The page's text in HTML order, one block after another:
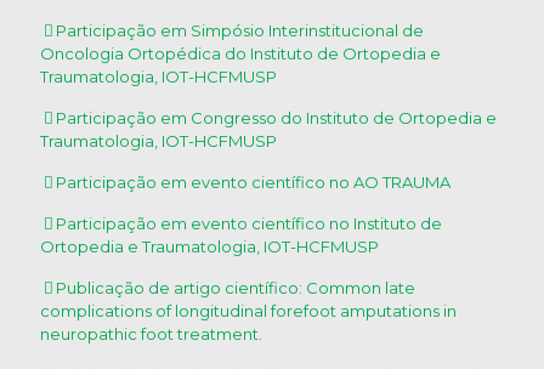
Participação em Simpósio Interinstitucional de
Oncologia Ortopédica do Instituto de Ortopedia e
Traumatologia, IOT-HCFMUSP
Participação em Congresso do Instituto de Ortopedia e
Traumatologia, IOT-HCFMUSP
Participação em evento científico no AO TRAUMA
Participação em evento científico no Instituto de
Ortopedia e Traumatologia, IOT-HCFMUSP
Publicação de artigo científico: Common late
complications of longitudinal forefoot amputations in
neuropathic foot treatment.